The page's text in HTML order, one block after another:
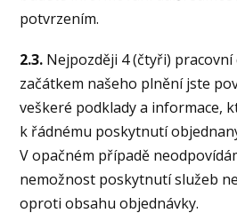
potvrzením.
2.3. Nejpozději 4 (čtyři)
začátkem našeho plnění jste
veškeré podklady a informace,
k řádnému poskytnutí
V opačném případě
nemožnost poskytnutí služeb
oproti obsahu objednávky.